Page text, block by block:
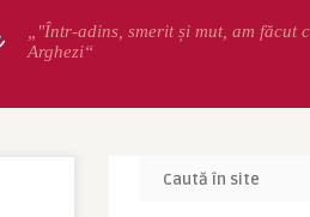
„"Într-adins, smerit și mut, am făcut
Arghezi“